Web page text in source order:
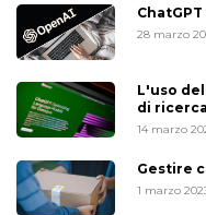
28 marzo
L'uso
di
14 marzo
Gestire
1 marzo